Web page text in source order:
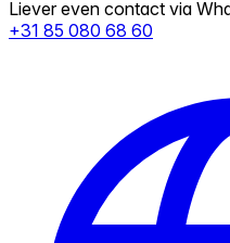
Liever even contact via
+31 85 080 68 60